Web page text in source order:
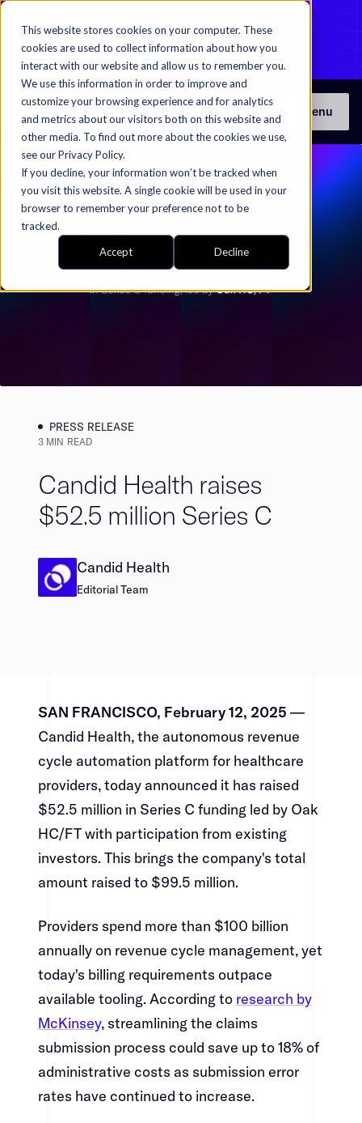
This website stores cookies on your computer. These
cookies are used to collect information about how you
interact with our website and allow us to remember you.
We use this information in order to improve and
customize your browsing experience and for analytics
and metrics about our visitors both on this website and
other media. To find out more about the cookies we use,
see our Privacy Policy.
If you decline, your information won’t be tracked when
you visit this website. A single cookie will be used in your
browser to remember your preference not to be
tracked.
Accept Decline
funding to fuel autonomous RCM​​​​‌ ‍ ​‍​‍‌‍ ‌ ​‍‌‍‍‌‌‍‌ ‌‍‍‌‌‍ ‍​‍​‍​ ‍‍​‍​‍‌ ​ ‌‍​‌‌‍ ‍‌‍‍‌‌ ‌​‌ ‍‌​‍ ‍‌‍‍‌‌‍ ​‍​‍​‍ ​​‍​‍‌‍‍​‌ ​‍‌‍‌‌‌‍‌‍​‍​‍​ ‍‍​‍​‍‌‍‍​‌ ‌​‌ ‌​‌ ​​​ ‍‍​‍ ​‍ ‌‍ ​‌‍ ‌‍​ ‌‍​‌‌‍ ​‌‍‍​‌‍ ‌ ​ ‌ ‌​​ ‍‍​ ​ ​ ​ ​ ​ ​ ​ ​‍ ‌‍‍‌‌‍ ‍‌ ‌​‌‍‌‌‌‍ ‍‌ ‌​​‍ ‌‍‌‌‌‍‌​‌‍‍‌‌ ‌​​‍ ‌‍ ‌‌‍ ‌‍‌​‌‍‌‌​ ‌‌ ​​‌ ​‍‌‍‌‌‌ ​ ‌‍‌‌‌‍ ‍‌ ‌​‌‍​‌‌ ‌​‌‍‍‌‌‍ ‌‍ ‍​ ‍ ‌‍‍‌‌‍‌​​ ‌​ ‍‌‌‍‌​‌‍​‌​ ​‍​ ​ ‌‍‌‌‌‍​‍‌‍‌​​‍ ‌​ ‍‌‌‍‌‌​ ‍​‌‍‌​​‍ ‌​ ‌​​ ​ ​ ‌ ‌‍​ ​‍ ‌​ ‍​​ ‌ ‌‍​ ‌‍‌‍​‍ ‌‌‍‌​​ ‍‌​ ‌‍‌‍‌​‌‍‌‌‌‍‌​​ ‌ ​ ‌‍​ ‍​‌‍​‍​ ‌​​ ‌‌​ ‍ ‌ ‌​‌ ‍‌‌ ​​‌‍‌‌​ ‌‌‍​‌‌‍ ‍‌‍ ‍‌‍ ‌ ‌‌‌‍ ‍‌‍​ ‌‍‌‌‌‍ ‌‌‍‌‌‌‍ ‍‌ ‌​‌​​‍‌‍​‌‌ ​‍​ ‍ ‌ ​​‌‍​‌‌ ‌​‌‍‍​​ ‌‌‍ ‌‌‍‌‌‌ ​ ‌ ​ ‌‍​‌‌‍‌ ‌‍‌‌​ ‌‍​‍‌‍​‌‌ ​ ‌‍‌‌‌‌‌‌‌ ​‍‌‍ ​​ ‌‌‍‍​‌ ‌​‌ ‌​‌ ​​​‍‌‌​ ​ ‌​​‌​‍‌‌​ ​‍‌​‌‍​‍‌‌​ ​‍‌​‌‍‌‍ ​‌‍ ‌‍​ ‌‍​‌‌‍ ​‌‍‍​‌‍ ‌ ​ ‌ ‌​​‍‌‌​ ​ ‌​​‌​ ​ ​ ​ ​ ​ ​ ​ ​‍‌‍‌‍‍‌‌‍‌​​ ‌​ ‍‌‌‍‌​‌‍​‌​ ​‍​ ​ ‌‍‌‌‌‍​‍‌‍‌​​‍ ‌​ ‍‌‌‍‌‌​ ‍​‌‍‌​​‍ ‌​ ‌​​ ​ ​ ‌ ‌‍​ ​‍ ‌​ ‍​​ ‌ ‌‍​ ‌‍‌‍​‍ ‌‌‍‌​​ ‍‌​ ‌‍‌‍‌​‌‍‌‌‌‍‌​​ ‌ ​ ‌‍​ ‍​‌‍​‍​ ‌​​ ‌‌​‍‌‍‌ ‌​‌ ‍‌‌ ​​‌‍‌‌​ ‌‌‍​‌‌‍ ‍‌‍ ‍‌‍ ‌ ‌‌‌‍ ‍‌‍​ ‌‍‌‌‌‍ ‌‌‍‌‌‌‍ ‍‌ ‌​‌​​‍‌‍​‌‌ ​‍​‍‌‍‌ ​​‌‍​‌‌ ‌​‌‍‍​​ ‌‌‍ ‌‌‍‌‌‌ ​ ‌ ​ ‌‍​‌‌‍‌ ‌‍‌‌​‍‌‍‌ ​​‌‍‌‌‌ ​‍‌ ​ ‌ ​​‌‍‌‌‌‍​ ‌ ‌​‌‍‍‌‌ ‌‍‌‍‌‌​ ‌‌ ​​‌ ‌‌‌‍​‍‌‍ ​‌‍‍‌‌ ​ ‌‍‍​‌‍‌‌‌‍‌​​‍​‍‌ ‌
Learn more​​​​‌ ‍ ​‍​‍‌‍ ‌ ​‍‌‍‍‌‌‍‌ ‌‍‍‌‌‍ ‍​‍​‍​ ‍‍​‍​‍‌ ​ ‌‍​‌‌‍ ‍‌‍‍‌‌ ‌​‌ ‍‌​‍ ‍‌‍‍‌‌‍ ​‍​‍​‍ ​​‍​‍‌‍‍​‌ ​‍‌‍‌‌‌‍‌‍​‍​‍​ ‍‍​‍​‍‌‍‍​‌ ‌​‌ ‌​‌ ​​​ ‍‍​‍ ​‍ ‌‍ ​‌‍ ‌‍​ ‌‍​‌‌‍ ​‌‍‍​‌‍ ‌ ​ ‌ ‌​​ ‍‍​ ​ ​ ​ ​ ​ ​ ​ ​‍ ‌‍‍‌‌‍ ‍‌ ‌​‌‍‌‌‌‍ ‍‌ ‌​​‍ ‌‍‌‌‌‍‌​‌‍‍‌‌ ‌​​‍ ‌‍ ‌‌‍ ‌‍‌​‌‍‌‌​ ‌‌ ​​‌ ​‍‌‍‌‌‌ ​ ‌‍‌‌‌‍ ‍‌ ‌​‌‍​‌‌ ‌​‌‍‍‌‌‍ ‌‍ ‍​ ‍ ‌‍‍‌‌‍‌​​ ‌​ ‍‌‌‍‌​‌‍​‌​ ​‍​ ​ ‌‍‌‌‌‍​‍‌‍‌​​‍ ‌​ ‍‌‌‍‌‌​ ‍​‌‍‌​​‍ ‌​ ‌​​ ​ ​ ‌ ‌‍​ ​‍ ‌​ ‍​​ ‌ ‌‍​ ‌‍‌‍​‍ ‌‌‍‌​​ ‍‌​ ‌‍‌‍‌​‌‍‌‌‌‍‌​​ ‌ ​ ‌‍​ ‍​‌‍​‍​ ‌​​ ‌‌​ ‍ ‌ ‌​‌ ‍‌‌ ​​‌‍‌‌​ ‌‌‍​‌‌‍ ‍‌‍ ‍‌‍ ‌ ‌‌‌‍ ‍‌‍​ ‌‍‌‌‌‍ ‌‌‍‌‌‌‍ ‍‌ ‌​‌​​‍‌‍​‌‌ ​‍​ ‍ ‌ ​​‌‍​‌‌ ‌​‌‍‍​​ ‌‌‍​ ‌ ‌​‌‍​‌​‍ ‍‌‍ ​‌‍​‌‌‍​‍‌‍‌‌‌‍ ​​ ‌‍​‍‌‍​‌‌ ​ ‌‍‌‌‌‌‌‌‌ ​‍‌‍ ​​ ‌‌‍‍​‌ ‌​‌ ‌​‌ ​​​‍‌‌​ ​ ‌​​‌​‍‌‌​ ​‍‌​‌‍​‍‌‌​ ​‍‌​‌‍‌‍ ​‌‍ ‌‍​ ‌‍​‌‌‍ ​‌‍‍​‌‍ ‌ ​ ‌ ‌​​‍‌‌​ ​ ‌​​‌​ ​ ​ ​ ​ ​ ​ ​ ​‍‌‍‌‍‍‌‌‍‌​​ ‌​ ‍‌‌‍‌​‌‍​‌​ ​‍​ ​ ‌‍‌‌‌‍​‍‌‍‌​​‍ ‌​ ‍‌‌‍‌‌​ ‍​‌‍‌​​‍ ‌​ ‌​​ ​ ​ ‌ ‌‍​ ​‍ ‌​ ‍​​ ‌ ‌‍​ ‌‍‌‍​‍ ‌‌‍‌​​ ‍‌​ ‌‍‌‍‌​‌‍‌‌‌‍‌​​ ‌ ​ ‌‍​ ‍​‌‍​‍​ ‌​​ ‌‌​‍‌‍‌ ‌​‌ ‍‌‌ ​​‌‍‌‌​ ‌‌‍​‌‌‍ ‍‌‍ ‍‌‍ ‌ ‌‌‌‍ ‍‌‍​ ‌‍‌‌‌‍ ‌‌‍‌‌‌‍ ‍‌ ‌​‌​​‍‌‍​‌‌ ​‍​‍‌‍‌ ​​‌‍​‌‌ ‌​‌‍‍​​ ‌‌‍​ ‌ ‌​‌‍​‌​‍ ‍‌‍ ​‌‍​‌‌‍​‍‌‍‌‌‌‍ ​​‍‌‍‌ ​​‌‍‌‌‌ ​‍‌ ​ ‌ ​​‌‍‌‌‌‍​ ‌ ‌​‌‍‍‌‌ ‌‍‌‍‌‌​ ‌‌ ​​‌ ‌‌‌‍​‍‌‍ ​‌‍‍‌‌ ​ ‌‍‍​‌‍‌‌‌‍‌​​‍​‍‌ ‌
Menu
PRESS RELEASE​​​​‌ ‍ ​‍​‍‌‍ ‌ ​‍‌‍‍‌‌‍‌ ‌‍‍‌‌‍ ‍​‍​‍​ ‍‍​‍​‍‌ ​ ‌‍​‌‌‍ ‍‌‍‍‌‌ ‌​‌ ‍‌​‍ ‍‌‍‍‌‌‍ ​‍​‍​‍ ​​‍​‍‌‍‍​‌ ​‍‌‍‌‌‌‍‌‍​‍​‍​ ‍‍​‍​‍‌‍‍​‌ ‌​‌ ‌​‌ ​​​ ‍‍​‍ ​‍ ‌‍ ​‌‍ ‌‍​ ‌‍​‌‌‍ ​‌‍‍​‌‍ ‌ ​ ‌ ‌​​ ‍‍​ ​ ​ ​ ​ ​ ​ ​ ​‍ ‌‍‍‌‌‍ ‍‌ ‌​‌‍‌‌‌‍ ‍‌ ‌​​‍ ‌‍‌‌‌‍‌​‌‍‍‌‌ ‌​​‍ ‌‍ ‌‌‍ ‌‍‌​‌‍‌‌​ ‌‌ ​​‌ ​‍‌‍‌‌‌ ​ ‌‍‌‌‌‍ ‍‌ ‌​‌‍​‌‌ ‌​‌‍‍‌‌‍ ‌‍ ‍​ ‍ ‌‍‍‌‌‍‌​​ ‌​ ​ ​ ​​‌‍‌‌​ ‌‍​ ​‌​ ‌​‌‍‌‍​ ‍‌​‍ ‌‌‍​‍‌‍‌‌​ ​ ​ ​​​‍ ‌​ ‌​​ ‌ ​ ​‍‌‍​‍​‍ ‌‌‍​‍‌‍​‍​ ‌​‌‍‌‍​‍ ‌​ ​‍‌‍‌‌​ ​ ‌‍‌‍​ ‌‍‌‍‌‌‌‍​‍​ ​​​ ‌‌​ ‌‍‌‍‌‍​ ​‌​ ‍ ‌ ‌​‌ ‍‌‌ ​​‌‍‌‌​ ‌‌‍​ ‌‍​‌‌ ‌​‌‍‌‌‌‍‌ ‌‍ ‌ ​‍‌ ‍‌​ ‍ ‌ ​​‌‍​‌‌ ‌​‌‍‍​​ ‌‌‍ ‍‌‍​‌‌‍ ‌‌‍‌‌​ ‌‍​‍‌‍​‌‌ ​ ‌‍‌‌‌‌‌‌‌ ​‍‌‍ ​​ ‌‌‍‍​‌ ‌​‌ ‌​‌ ​​​‍‌‌​ ​ ‌​​‌​‍‌‌​ ​‍‌​‌‍​‍‌‌​ ​‍‌​‌‍‌‍ ​‌‍ ‌‍​ ‌‍​‌‌‍ ​‌‍‍​‌‍ ‌ ​ ‌ ‌​​‍‌‌​ ​ ‌​​‌​ ​ ​ ​ ​ ​ ​ ​ ​‍‌‍‌‍‍‌‌‍‌​​ ‌​ ​ ​ ​​‌‍‌‌​ ‌‍​ ​‌​ ‌​‌‍‌‍​ ‍‌​‍ ‌‌‍​‍‌‍‌‌​ ​ ​ ​​​‍ ‌​ ‌​​ ‌ ​ ​‍‌‍​‍​‍ ‌‌‍​‍‌‍​‍​ ‌​‌‍‌‍​‍ ‌​ ​‍‌‍‌‌​ ​ ‌‍‌‍​ ‌‍‌‍‌‌‌‍​‍​ ​​​ ‌‌​ ‌‍‌‍‌‍​ ​‌​‍‌‍‌ ‌​‌ ‍‌‌ ​​‌‍‌‌​ ‌‌‍​ ‌‍​‌‌ ‌​‌‍‌‌‌‍‌ ‌‍ ‌ ​‍‌ ‍‌​‍‌‍‌ ​​‌‍​‌‌ ‌​‌‍‍​​ ‌‌‍ ‍‌‍​‌‌‍ ‌‌‍‌‌​‍‌‍‌ ​​‌‍‌‌‌ ​‍‌ ​ ‌ ​​‌‍‌‌‌‍​ ‌ ‌​‌‍‍‌‌ ‌‍‌‍‌‌​ ‌‌ ​​‌ ‌‌‌‍​‍‌‍ ​‌‍‍‌‌ ​ ‌‍‍​‌‍‌‌‌‍‌​​‍​‍‌ ‌
3 MIN READ
Candid Health raises
$52.5 million Series C​​​​‌ ‍ ​‍​‍‌‍ ‌ ​‍‌‍‍‌‌‍‌ ‌‍‍‌‌‍ ‍​‍​‍​ ‍‍​‍​‍‌ ​ ‌‍​‌‌‍ ‍‌‍‍‌‌ ‌​‌ ‍‌​‍ ‍‌‍‍‌‌‍ ​‍​‍​‍ ​​‍​‍‌‍‍​‌ ​‍‌‍‌‌‌‍‌‍​‍​‍​ ‍‍​‍​‍‌‍‍​‌ ‌​‌ ‌​‌ ​​​ ‍‍​‍ ​‍ ‌‍ ​‌‍ ‌‍​ ‌‍​‌‌‍ ​‌‍‍​‌‍ ‌ ​ ‌ ‌​​ ‍‍​ ​ ​ ​ ​ ​ ​ ​ ​‍ ‌‍‍‌‌‍ ‍‌ ‌​‌‍‌‌‌‍ ‍‌ ‌​​‍ ‌‍‌‌‌‍‌​‌‍‍‌‌ ‌​​‍ ‌‍ ‌‌‍ ‌‍‌​‌‍‌‌​ ‌‌ ​​‌ ​‍‌‍‌‌‌ ​ ‌‍‌‌‌‍ ‍‌ ‌​‌‍​‌‌ ‌​‌‍‍‌‌‍ ‌‍ ‍​ ‍ ‌‍‍‌‌‍‌​​ ‌​ ‍​​ ​‍​ ‌ ‌‍‌​​ ​‍​ ‌​​ ‍​​ ‌‍​‍ ‌​ ‌‌‌‍‌‍​ ‌‍​ ‍‌​‍ ‌​ ‌​​ ‌​​ ‍​‌‍​‌​‍ ‌‌‍​‍‌‍​‍​ ‌ ​ ‌‌​‍ ‌‌‍‌‌‌‍​‍​ ​‌​ ‌ ​ ​ ‌‍‌‌​ ‌‌‌‍​ ​ ​‍​ ​ ‌‍‌​‌‍​‍​ ‍ ‌ ‌​‌ ‍‌‌ ​​‌‍‌‌​ ‌‌‍​‍‌‍ ​‌‍ ‌‍‌ ‌‌​​‌‍ ‌ ​ ‌ ‌​​ ‍ ‌ ​​‌‍​‌‌ ‌​‌‍‍​​ ‌‌ ‌​‌‍‍‌‌ ‌​‌‍ ​‌‍‌‌​ ‌‍​‍‌‍​‌‌ ​ ‌‍‌‌‌‌‌‌‌ ​‍‌‍ ​​ ‌‌‍‍​‌ ‌​‌ ‌​‌ ​​​‍‌‌​ ​ ‌​​‌​‍‌‌​ ​‍‌​‌‍​‍‌‌​ ​‍‌​‌‍‌‍ ​‌‍ ‌‍​ ‌‍​‌‌‍ ​‌‍‍​‌‍ ‌ ​ ‌ ‌​​‍‌‌​ ​ ‌​​‌​ ​ ​ ​ ​ ​ ​ ​ ​‍‌‍‌‍‍‌‌‍‌​​ ‌​ ‍​​ ​‍​ ‌ ‌‍‌​​ ​‍​ ‌​​ ‍​​ ‌‍​‍ ‌​ ‌‌‌‍‌‍​ ‌‍​ ‍‌​‍ ‌​ ‌​​ ‌​​ ‍​‌‍​‌​‍ ‌‌‍​‍‌‍​‍​ ‌ ​ ‌‌​‍ ‌‌‍‌‌‌‍​‍​ ​‌​ ‌ ​ ​ ‌‍‌‌​ ‌‌‌‍​ ​ ​‍​ ​ ‌‍‌​‌‍​‍​‍‌‍‌ ‌​‌ ‍‌‌ ​​‌‍‌‌​ ‌‌‍​‍‌‍ ​‌‍ ‌‍‌ ‌‌​​‌‍ ‌ ​ ‌ ‌​​‍‌‍‌ ​​‌‍​‌‌ ‌​‌‍‍​​ ‌‌ ‌​‌‍‍‌‌ ‌​‌‍ ​‌‍‌‌​‍‌‍‌ ​​‌‍‌‌‌ ​‍‌ ​ ‌ ​​‌‍‌‌‌‍​ ‌ ‌​‌‍‍‌‌ ‌‍‌‍‌‌​ ‌‌ ​​‌ ‌‌‌‍​‍‌‍ ​‌‍‍‌‌ ​ ‌‍‍​‌‍‌‌‌‍‌​​‍​‍‌ ‌
Candid Health​​​​‌ ‍ ​‍​‍‌‍ ‌ ​‍‌‍‍‌‌‍‌ ‌‍‍‌‌‍ ‍​‍​‍​ ‍‍​‍​‍‌ ​ ‌‍​‌‌‍ ‍‌‍‍‌‌ ‌​‌ ‍‌​‍ ‍‌‍‍‌‌‍ ​‍​‍​‍ ​​‍​‍‌‍‍​‌ ​‍‌‍‌‌‌‍‌‍​‍​‍​ ‍‍​‍​‍‌‍‍​‌ ‌​‌ ‌​‌ ​​​ ‍‍​‍ ​‍ ‌‍ ​‌‍ ‌‍​ ‌‍​‌‌‍ ​‌‍‍​‌‍ ‌ ​ ‌ ‌​​ ‍‍​ ​ ​ ​ ​ ​ ​ ​ ​‍ ‌‍‍‌‌‍ ‍‌ ‌​‌‍‌‌‌‍ ‍‌ ‌​​‍ ‌‍‌‌‌‍‌​‌‍‍‌‌ ‌​​‍ ‌‍ ‌‌‍ ‌‍‌​‌‍‌‌​ ‌‌ ​​‌ ​‍‌‍‌‌‌ ​ ‌‍‌‌‌‍ ‍‌ ‌​‌‍​‌‌ ‌​‌‍‍‌‌‍ ‌‍ ‍​ ‍ ‌‍‍‌‌‍‌​​ ‌​ ‌‌​ ‍‌​ ‌‍​ ​‌​ ‍‌‌‍​ ​ ‍​‌‍‌​​‍ ‌​ ​​​ ‍​​ ‍‌‌‍‌​​‍ ‌​ ‌​​ ​ ​ ‌‌​ ‌ ​‍ ‌​ ‍‌‌‍‌‌​ ‌‌​ ​ ​‍ ‌​ ‌‌​ ​ ‌‍‌‍​ ​‍​ ‌‍​ ‌​​ ‍​‌‍‌​‌‍​‍‌‍​‍​ ‌​‌‍‌‍​ ‍ ‌ ‌​‌ ‍‌‌ ​​‌‍‌‌​ ‌‌‍​‌‌ ‌‌‌ ‌​‌‍‍​‌‍ ‌ ​‍​ ‍ ‌ ​​‌‍​‌‌ ‌​‌‍‍​​ ‌‌‍ ‍‌‍​‌‌‍ ‌‌‍‌‌​ ‌‍​‍‌‍​‌‌ ​ ‌‍‌‌‌‌‌‌‌ ​‍‌‍ ​​ ‌‌‍‍​‌ ‌​‌ ‌​‌ ​​​‍‌‌​ ​ ‌​​‌​‍‌‌​ ​‍‌​‌‍​‍‌‌​ ​‍‌​‌‍‌‍ ​‌‍ ‌‍​ ‌‍​‌‌‍ ​‌‍‍​‌‍ ‌ ​ ‌ ‌​​‍‌‌​ ​ ‌​​‌​ ​ ​ ​ ​ ​ ​ ​ ​‍‌‍‌‍‍‌‌‍‌​​ ‌​ ‌‌​ ‍‌​ ‌‍​ ​‌​ ‍‌‌‍​ ​ ‍​‌‍‌​​‍ ‌​ ​​​ ‍​​ ‍‌‌‍‌​​‍ ‌​ ‌​​ ​ ​ ‌‌​ ‌ ​‍ ‌​ ‍‌‌‍‌‌​ ‌‌​ ​ ​‍ ‌​ ‌‌​ ​ ‌‍‌‍​ ​‍​ ‌‍​ ‌​​ ‍​‌‍‌​‌‍​‍‌‍​‍​ ‌​‌‍‌‍​‍‌‍‌ ‌​‌ ‍‌‌ ​​‌‍‌‌​ ‌‌‍​‌‌ ‌‌‌ ‌​‌‍‍​‌‍ ‌ ​‍​‍‌‍‌ ​​‌‍​‌‌ ‌​‌‍‍​​ ‌‌‍ ‍‌‍​‌‌‍ ‌‌‍‌‌​‍‌‍‌ ​​‌‍‌‌‌ ​‍‌ ​ ‌ ​​‌‍‌‌‌‍​ ‌ ‌​‌‍‍‌‌ ‌‍‌‍‌‌​ ‌‌ ​​‌ ‌‌‌‍​‍‌‍ ​‌‍‍‌‌ ​ ‌‍‍​‌‍‌‌‌‍‌​​‍​‍‌ ‌
Editorial Team​​​​‌ ‍ ​‍​‍‌‍ ‌ ​‍‌‍‍‌‌‍‌ ‌‍‍‌‌‍ ‍​‍​‍​ ‍‍​‍​‍‌ ​ ‌‍​‌‌‍ ‍‌‍‍‌‌ ‌​‌ ‍‌​‍ ‍‌‍‍‌‌‍ ​‍​‍​‍ ​​‍​‍‌‍‍​‌ ​‍‌‍‌‌‌‍‌‍​‍​‍​ ‍‍​‍​‍‌‍‍​‌ ‌​‌ ‌​‌ ​​​ ‍‍​‍ ​‍ ‌‍ ​‌‍ ‌‍​ ‌‍​‌‌‍ ​‌‍‍​‌‍ ‌ ​ ‌ ‌​​ ‍‍​ ​ ​ ​ ​ ​ ​ ​ ​‍ ‌‍‍‌‌‍ ‍‌ ‌​‌‍‌‌‌‍ ‍‌ ‌​​‍ ‌‍‌‌‌‍‌​‌‍‍‌‌ ‌​​‍ ‌‍ ‌‌‍ ‌‍‌​‌‍‌‌​ ‌‌ ​​‌ ​‍‌‍‌‌‌ ​ ‌‍‌‌‌‍ ‍‌ ‌​‌‍​‌‌ ‌​‌‍‍‌‌‍ ‌‍ ‍​ ‍ ‌‍‍‌‌‍‌​​ ‌​ ‌‌​ ‍‌​ ‌‍​ ​‌​ ‍‌‌‍​ ​ ‍​‌‍‌​​‍ ‌​ ​​​ ‍​​ ‍‌‌‍‌​​‍ ‌​ ‌​​ ​ ​ ‌‌​ ‌ ​‍ ‌​ ‍‌‌‍‌‌​ ‌‌​ ​ ​‍ ‌​ ‌‌​ ​ ‌‍‌‍​ ​‍​ ‌‍​ ‌​​ ‍​‌‍‌​‌‍​‍‌‍​‍​ ‌​‌‍‌‍​ ‍ ‌ ‌​‌ ‍‌‌ ​​‌‍‌‌​ ‌‌‍​‌‌ ‌‌‌ ‌​‌‍‍​‌‍ ‌ ​‍​ ‍ ‌ ​​‌‍​‌‌ ‌​‌‍‍​​ ‌‌ ‌​‌‍‍‌‌ ‌​‌‍ ​‌‍‌‌​ ‌‍​‍‌‍​‌‌ ​ ‌‍‌‌‌‌‌‌‌ ​‍‌‍ ​​ ‌‌‍‍​‌ ‌​‌ ‌​‌ ​​​‍‌‌​ ​ ‌​​‌​‍‌‌​ ​‍‌​‌‍​‍‌‌​ ​‍‌​‌‍‌‍ ​‌‍ ‌‍​ ‌‍​‌‌‍ ​‌‍‍​‌‍ ‌ ​ ‌ ‌​​‍‌‌​ ​ ‌​​‌​ ​ ​ ​ ​ ​ ​ ​ ​‍‌‍‌‍‍‌‌‍‌​​ ‌​ ‌‌​ ‍‌​ ‌‍​ ​‌​ ‍‌‌‍​ ​ ‍​‌‍‌​​‍ ‌​ ​​​ ‍​​ ‍‌‌‍‌​​‍ ‌​ ‌​​ ​ ​ ‌‌​ ‌ ​‍ ‌​ ‍‌‌‍‌‌​ ‌‌​ ​ ​‍ ‌​ ‌‌​ ​ ‌‍‌‍​ ​‍​ ‌‍​ ‌​​ ‍​‌‍‌​‌‍​‍‌‍​‍​ ‌​‌‍‌‍​‍‌‍‌ ‌​‌ ‍‌‌ ​​‌‍‌‌​ ‌‌‍​‌‌ ‌‌‌ ‌​‌‍‍​‌‍ ‌ ​‍​‍‌‍‌ ​​‌‍​‌‌ ‌​‌‍‍​​ ‌‌ ‌​‌‍‍‌‌ ‌​‌‍ ​‌‍‌‌​‍‌‍‌ ​​‌‍‌‌‌ ​‍‌ ​ ‌ ​​‌‍‌‌‌‍​ ‌ ‌​‌‍‍‌‌ ‌‍‌‍‌‌​ ‌‌ ​​‌ ‌‌‌‍​‍‌‍ ​‌‍‍‌‌ ​ ‌‍‍​‌‍‌‌‌‍‌​​‍​‍‌ ‌
SAN FRANCISCO, February 12, 2025 ​​​​‌ ‍ ​‍​‍‌‍ ‌ ​‍‌‍‍‌‌‍‌ ‌‍‍‌‌‍ ‍​‍​‍​ ‍‍​‍​‍‌ ​ ‌‍​‌‌‍ ‍‌‍‍‌‌ ‌​‌ ‍‌​‍ ‍‌‍‍‌‌‍ ​‍​‍​‍ ​​‍​‍‌‍‍​‌ ​‍‌‍‌‌‌‍‌‍​‍​‍​ ‍‍​‍​‍‌‍‍​‌ ‌​‌ ‌​‌ ​​​ ‍‍​‍ ​‍ ‌‍ ​‌‍ ‌‍​ ‌‍​‌‌‍ ​‌‍‍​‌‍ ‌ ​ ‌ ‌​​ ‍‍​ ​ ​ ​ ​ ​ ​ ​ ​‍ ‌‍‍‌‌‍ ‍‌ ‌​‌‍‌‌‌‍ ‍‌ ‌​​‍ ‌‍‌‌‌‍‌​‌‍‍‌‌ ‌​​‍ ‌‍ ‌‌‍ ‌‍‌​‌‍‌‌​ ‌‌ ​​‌ ​‍‌‍‌‌‌ ​ ‌‍‌‌‌‍ ‍‌ ‌​‌‍​‌‌ ‌​‌‍‍‌‌‍ ‌‍ ‍​ ‍ ‌‍‍‌‌‍‌​​ ‌​ ‍​​ ​‍​ ‌ ‌‍‌​​ ​‍​ ‌​​ ‍​​ ‌‍​‍ ‌​ ‌‌‌‍‌‍​ ‌‍​ ‍‌​‍ ‌​ ‌​​ ‌​​ ‍​‌‍​‌​‍ ‌‌‍​‍‌‍​‍​ ‌ ​ ‌‌​‍ ‌‌‍‌‌‌‍​‍​ ​‌​ ‌ ​ ​ ‌‍‌‌​ ‌‌‌‍​ ​ ​‍​ ​ ‌‍‌​‌‍​‍​ ‍ ‌ ‌​‌ ‍‌‌ ​​‌‍‌‌​ ‌‌‍​‍‌‍ ​‌‍ ‌‍‌ ‌‌​​‌‍ ‌ ​ ‌ ‌​​ ‍ ‌ ​​‌‍​‌‌ ‌​‌‍‍​​ ‌‌‍​ ‌‍ ‌‍ ‍‌ ‌​‌‍‌‌‌‍ ‍‌ ‌​​‍‌‌​ ‌‌‌​​‍‌‌ ‌‍‍ ‌‍‌‌‌ ‍‌​‍‌‌​ ​ ‌​‌​​‍‌‌​ ​ ‌​‌​​‍‌‌​ ​‍​ ​‍‌‍​‍​ ​​‌‍​‌​ ‌​‌‍‌‍​ ​​​ ‌ ‌‍‌‍‌‍​ ​ ​‍​ ​​​ ‌‍​‍‌‌​ ​‍​ ​‍​‍‌‌​ ‌‌‌​‌​​‍ ‍‌‍​ ‌‍‍​‌‍‍‌‌‍ ​‌‍‌​‌ ​‍‌‍‌‌‌‍ ‍​‍‌‌​ ‌‌‌​​‍‌‌ ‌‍‍ ‌‍‌‌‌ ‍‌​‍‌‌​ ​ ‌​‌​​‍‌‌​ ​ ‌​‌​​‍‌‌​ ​‍​ ​‍​ ​ ​ ‌‍​ ​ ​ ‍​​ ‌ ​ ‌‍​ ‌​​ ​‍​ ​​​ ‌‌​ ‌‌‌‍‌‍​‍‌‌​ ​‍​ ​‍​‍‌‌​ ‌‌‌​‌​​‍ ‍‌ ‌​‌‍‌‌‌ ‍​‌ ‌​​ ‌‍​‍‌‍​‌‌ ​ ‌‍‌‌‌‌‌‌‌ ​‍‌‍ ​​ ‌‌‍‍​‌ ‌​‌ ‌​‌ ​​​‍‌‌​ ​ ‌​​‌​‍‌‌​ ​‍‌​‌‍​‍‌‌​ ​‍‌​‌‍‌‍ ​‌‍ ‌‍​ ‌‍​‌‌‍ ​‌‍‍​‌‍ ‌ ​ ‌ ‌​​‍‌‌​ ​ ‌​​‌​ ​ ​ ​ ​ ​ ​ ​ ​‍‌‍‌‍‍‌‌‍‌​​ ‌​ ‍​​ ​‍​ ‌ ‌‍‌​​ ​‍​ ‌​​ ‍​​ ‌‍​‍ ‌​ ‌‌‌‍‌‍​ ‌‍​ ‍‌​‍ ‌​ ‌​​ ‌​​ ‍​‌‍​‌​‍ ‌‌‍​‍‌‍​‍​ ‌ ​ ‌‌​‍ ‌‌‍‌‌‌‍​‍​ ​‌​ ‌ ​ ​ ‌‍‌‌​ ‌‌‌‍​ ​ ​‍​ ​ ‌‍‌​‌‍​‍​‍‌‍‌ ‌​‌ ‍‌‌ ​​‌‍‌‌​ ‌‌‍​‍‌‍ ​‌‍ ‌‍‌ ‌‌​​‌‍ ‌ ​ ‌ ‌​​‍‌‍‌ ​​‌‍​‌‌ ‌​‌‍‍​​ ‌‌‍​ ‌‍ ‌‍ ‍‌ ‌​‌‍‌‌‌‍ ‍‌ ‌​​‍‌‌​ ‌‌‌​​‍‌‌ ‌‍‍ ‌‍‌‌‌ ‍‌​‍‌‌​ ​ ‌​‌​​‍‌‌​ ​ ‌​‌​​‍‌‌​ ​‍​ ​‍‌‍​‍​ ​​‌‍​‌​ ‌​‌‍‌‍​ ​​​ ‌ ‌‍‌‍‌‍​ ​ ​‍​ ​​​ ‌‍​‍‌‌​ ​‍​ ​‍​‍‌‌​ ‌‌‌​‌​​‍ ‍‌‍​ ‌‍‍​‌‍‍‌‌‍ ​‌‍‌​‌ ​‍‌‍‌‌‌‍ ‍​‍‌‌​ ‌‌‌​​‍‌‌ ‌‍‍ ‌‍‌‌‌ ‍‌​‍‌‌​ ​ ‌​‌​​‍‌‌​ ​ ‌​‌​​‍‌‌​ ​‍​ ​‍​ ​ ​ ‌‍​ ​ ​ ‍​​ ‌ ​ ‌‍​ ‌​​ ​‍​ ​​​ ‌‌​ ‌‌‌‍‌‍​‍‌‌​ ​‍​ ​‍​‍‌‌​ ‌‌‌​‌​​‍ ‍‌ ‌​‌‍‌‌‌ ‍​‌ ‌​​‍‌‍‌ ​​‌‍‌‌‌ ​‍‌ ​ ‌ ​​‌‍‌‌‌‍​ ‌ ‌​‌‍‍‌‌ ‌‍‌‍‌‌​ ‌‌ ​​‌ ‌‌‌‍​‍‌‍ ​‌‍‍‌‌ ​ ‌‍‍​‌‍‌‌‌‍‌​​‍​‍‌ ‌ —
Candid Health, the autonomous revenue
cycle automation platform for healthcare
providers, today announced it has raised
$52.5 million in Series C funding led by Oak
HC/FT with participation from existing
investors. This brings the company's total
amount raised to $99.5 million.​​​​‌ ‍ ​‍​‍‌‍ ‌ ​‍‌‍‍‌‌‍‌ ‌‍‍‌‌‍ ‍​‍​‍​ ‍‍​‍​‍‌ ​ ‌‍​‌‌‍ ‍‌‍‍‌‌ ‌​‌ ‍‌​‍ ‍‌‍‍‌‌‍ ​‍​‍​‍ ​​‍​‍‌‍‍​‌ ​‍‌‍‌‌‌‍‌‍​‍​‍​ ‍‍​‍​‍‌‍‍​‌ ‌​‌ ‌​‌ ​​​ ‍‍​‍ ​‍ ‌‍ ​‌‍ ‌‍​ ‌‍​‌‌‍ ​‌‍‍​‌‍ ‌ ​ ‌ ‌​​ ‍‍​ ​ ​ ​ ​ ​ ​ ​ ​‍ ‌‍‍‌‌‍ ‍‌ ‌​‌‍‌‌‌‍ ‍‌ ‌​​‍ ‌‍‌‌‌‍‌​‌‍‍‌‌ ‌​​‍ ‌‍ ‌‌‍ ‌‍‌​‌‍‌‌​ ‌‌ ​​‌ ​‍‌‍‌‌‌ ​ ‌‍‌‌‌‍ ‍‌ ‌​‌‍​‌‌ ‌​‌‍‍‌‌‍ ‌‍ ‍​ ‍ ‌‍‍‌‌‍‌​​ ‌​ ‍​​ ​‍​ ‌ ‌‍‌​​ ​‍​ ‌​​ ‍​​ ‌‍​‍ ‌​ ‌‌‌‍‌‍​ ‌‍​ ‍‌​‍ ‌​ ‌​​ ‌​​ ‍​‌‍​‌​‍ ‌‌‍​‍‌‍​‍​ ‌ ​ ‌‌​‍ ‌‌‍‌‌‌‍​‍​ ​‌​ ‌ ​ ​ ‌‍‌‌​ ‌‌‌‍​ ​ ​‍​ ​ ‌‍‌​‌‍​‍​ ‍ ‌ ‌​‌ ‍‌‌ ​​‌‍‌‌​ ‌‌‍​‍‌‍ ​‌‍ ‌‍‌ ‌‌​​‌‍ ‌ ​ ‌ ‌​​ ‍ ‌ ​​‌‍​‌‌ ‌​‌‍‍​​ ‌‌‍​ ‌‍ ‌‍ ‍‌ ‌​‌‍‌‌‌‍ ‍‌ ‌​​‍‌‌​ ‌‌‌​​‍‌‌ ‌‍‍ ‌‍‌‌‌ ‍‌​‍‌‌​ ​ ‌​‌​​‍‌‌​ ​ ‌​‌​​‍‌‌​ ​‍​ ​‍‌‍​‍​ ​​‌‍​‌​ ‌​‌‍‌‍​ ​​​ ‌ ‌‍‌‍‌‍​ ​ ​‍​ ​​​ ‌‍​‍‌‌​ ​‍​ ​‍​‍‌‌​ ‌‌‌​‌​​‍ ‍‌‍​ ‌‍‍​‌‍‍‌‌‍ ​‌‍‌​‌ ​‍‌‍‌‌‌‍ ‍​‍‌‌​ ‌‌‌​​‍‌‌ ‌‍‍ ‌‍‌‌‌ ‍‌​‍‌‌​ ​ ‌​‌​​‍‌‌​ ​ ‌​‌​​‍‌‌​ ​‍​ ​‍‌‍‌‌​ ‍‌‌‍​‍​ ​​​ ‌‍‌‍​ ‌‍​‍​ ‌‌​ ‌‌​ ​‍‌‍‌‍‌‍​ ​‍‌‌​ ​‍​ ​‍​‍‌‌​ ‌‌‌​‌​​‍ ‍‌ ‌​‌‍‌‌‌ ‍​‌ ‌​​ ‌‍​‍‌‍​‌‌ ​ ‌‍‌‌‌‌‌‌‌ ​‍‌‍ ​​ ‌‌‍‍​‌ ‌​‌ ‌​‌ ​​​‍‌‌​ ​ ‌​​‌​‍‌‌​ ​‍‌​‌‍​‍‌‌​ ​‍‌​‌‍‌‍ ​‌‍ ‌‍​ ‌‍​‌‌‍ ​‌‍‍​‌‍ ‌ ​ ‌ ‌​​‍‌‌​ ​ ‌​​‌​ ​ ​ ​ ​ ​ ​ ​ ​‍‌‍‌‍‍‌‌‍‌​​ ‌​ ‍​​ ​‍​ ‌ ‌‍‌​​ ​‍​ ‌​​ ‍​​ ‌‍​‍ ‌​ ‌‌‌‍‌‍​ ‌‍​ ‍‌​‍ ‌​ ‌​​ ‌​​ ‍​‌‍​‌​‍ ‌‌‍​‍‌‍​‍​ ‌ ​ ‌‌​‍ ‌‌‍‌‌‌‍​‍​ ​‌​ ‌ ​ ​ ‌‍‌‌​ ‌‌‌‍​ ​ ​‍​ ​ ‌‍‌​‌‍​‍​‍‌‍‌ ‌​‌ ‍‌‌ ​​‌‍‌‌​ ‌‌‍​‍‌‍ ​‌‍ ‌‍‌ ‌‌​​‌‍ ‌ ​ ‌ ‌​​‍‌‍‌ ​​‌‍​‌‌ ‌​‌‍‍​​ ‌‌‍​ ‌‍ ‌‍ ‍‌ ‌​‌‍‌‌‌‍ ‍‌ ‌​​‍‌‌​ ‌‌‌​​‍‌‌ ‌‍‍ ‌‍‌‌‌ ‍‌​‍‌‌​ ​ ‌​‌​​‍‌‌​ ​ ‌​‌​​‍‌‌​ ​‍​ ​‍‌‍​‍​ ​​‌‍​‌​ ‌​‌‍‌‍​ ​​​ ‌ ‌‍‌‍‌‍​ ​ ​‍​ ​​​ ‌‍​‍‌‌​ ​‍​ ​‍​‍‌‌​ ‌‌‌​‌​​‍ ‍‌‍​ ‌‍‍​‌‍‍‌‌‍ ​‌‍‌​‌ ​‍‌‍‌‌‌‍ ‍​‍‌‌​ ‌‌‌​​‍‌‌ ‌‍‍ ‌‍‌‌‌ ‍‌​‍‌‌​ ​ ‌​‌​​‍‌‌​ ​ ‌​‌​​‍‌‌​ ​‍​ ​‍‌‍‌‌​ ‍‌‌‍​‍​ ​​​ ‌‍‌‍​ ‌‍​‍​ ‌‌​ ‌‌​ ​‍‌‍‌‍‌‍​ ​‍‌‌​ ​‍​ ​‍​‍‌‌​ ‌‌‌​‌​​‍ ‍‌ ‌​‌‍‌‌‌ ‍​‌ ‌​​‍‌‍‌ ​​‌‍‌‌‌ ​‍‌ ​ ‌ ​​‌‍‌‌‌‍​ ‌ ‌​‌‍‍‌‌ ‌‍‌‍‌‌​ ‌‌ ​​‌ ‌‌‌‍​‍‌‍ ​‌‍‍‌‌ ​ ‌‍‍​‌‍‌‌‌‍‌​​‍​‍‌ ‌
Providers spend more than $100 billion
annually on revenue cycle management, yet
today's billing requirements outpace
available tooling. According to ​​​​‌ ‍ ​‍​‍‌‍ ‌ ​‍‌‍‍‌‌‍‌ ‌‍‍‌‌‍ ‍​‍​‍​ ‍‍​‍​‍‌ ​ ‌‍​‌‌‍ ‍‌‍‍‌‌ ‌​‌ ‍‌​‍ ‍‌‍‍‌‌‍ ​‍​‍​‍ ​​‍​‍‌‍‍​‌ ​‍‌‍‌‌‌‍‌‍​‍​‍​ ‍‍​‍​‍‌‍‍​‌ ‌​‌ ‌​‌ ​​​ ‍‍​‍ ​‍ ‌‍ ​‌‍ ‌‍​ ‌‍​‌‌‍ ​‌‍‍​‌‍ ‌ ​ ‌ ‌​​ ‍‍​ ​ ​ ​ ​ ​ ​ ​ ​‍ ‌‍‍‌‌‍ ‍‌ ‌​‌‍‌‌‌‍ ‍‌ ‌​​‍ ‌‍‌‌‌‍‌​‌‍‍‌‌ ‌​​‍ ‌‍ ‌‌‍ ‌‍‌​‌‍‌‌​ ‌‌ ​​‌ ​‍‌‍‌‌‌ ​ ‌‍‌‌‌‍ ‍‌ ‌​‌‍​‌‌ ‌​‌‍‍‌‌‍ ‌‍ ‍​ ‍ ‌‍‍‌‌‍‌​​ ‌​ ‍​​ ​‍​ ‌ ‌‍‌​​ ​‍​ ‌​​ ‍​​ ‌‍​‍ ‌​ ‌‌‌‍‌‍​ ‌‍​ ‍‌​‍ ‌​ ‌​​ ‌​​ ‍​‌‍​‌​‍ ‌‌‍​‍‌‍​‍​ ‌ ​ ‌‌​‍ ‌‌‍‌‌‌‍​‍​ ​‌​ ‌ ​ ​ ‌‍‌‌​ ‌‌‌‍​ ​ ​‍​ ​ ‌‍‌​‌‍​‍​ ‍ ‌ ‌​‌ ‍‌‌ ​​‌‍‌‌​ ‌‌‍​‍‌‍ ​‌‍ ‌‍‌ ‌‌​​‌‍ ‌ ​ ‌ ‌​​ ‍ ‌ ​​‌‍​‌‌ ‌​‌‍‍​​ ‌‌‍​ ‌‍ ‌‍ ‍‌ ‌​‌‍‌‌‌‍ ‍‌ ‌​​‍‌‌​ ‌‌‌​​‍‌‌ ‌‍‍ ‌‍‌‌‌ ‍‌​‍‌‌​ ​ ‌​‌​​‍‌‌​ ​ ‌​‌​​‍‌‌​ ​‍​ ​‍​ ‌​​ ‌​​ ‌‍​ ‌‍‌‍‌‍​ ​ ‌‍‌​​ ​​​ ​‍‌‍​‍​ ‍‌‌‍‌​​‍‌‌​ ​‍​ ​‍​‍‌‌​ ‌‌‌​‌​​‍ ‍‌‍​ ‌‍‍​‌‍‍‌‌‍ ​‌‍‌​‌ ​‍‌‍‌‌‌‍ ‍​‍‌‌​ ‌‌‌​​‍‌‌ ‌‍‍ ‌‍‌‌‌ ‍‌​‍‌‌​ ​ ‌​‌​​‍‌‌​ ​ ‌​‌​​‍‌‌​ ​‍​ ​‍​ ​ ​ ‍​‌‍​‍​ ‍‌​ ​ ​ ‌‍​ ‌‍​ ‍‌‌‍​‌​ ‌ ‌‍​‍​ ‌‌​‍‌‌​ ​‍​ ​‍​‍‌‌​ ‌‌‌​‌​​‍ ‍‌ ‌​‌‍‌‌‌ ‍​‌ ‌​​ ‌‍​‍‌‍​‌‌ ​ ‌‍‌‌‌‌‌‌‌ ​‍‌‍ ​​ ‌‌‍‍​‌ ‌​‌ ‌​‌ ​​​‍‌‌​ ​ ‌​​‌​‍‌‌​ ​‍‌​‌‍​‍‌‌​ ​‍‌​‌‍‌‍ ​‌‍ ‌‍​ ‌‍​‌‌‍ ​‌‍‍​‌‍ ‌ ​ ‌ ‌​​‍‌‌​ ​ ‌​​‌​ ​ ​ ​ ​ ​ ​ ​ ​‍‌‍‌‍‍‌‌‍‌​​ ‌​ ‍​​ ​‍​ ‌ ‌‍‌​​ ​‍​ ‌​​ ‍​​ ‌‍​‍ ‌​ ‌‌‌‍‌‍​ ‌‍​ ‍‌​‍ ‌​ ‌​​ ‌​​ ‍​‌‍​‌​‍ ‌‌‍​‍‌‍​‍​ ‌ ​ ‌‌​‍ ‌‌‍‌‌‌‍​‍​ ​‌​ ‌ ​ ​ ‌‍‌‌​ ‌‌‌‍​ ​ ​‍​ ​ ‌‍‌​‌‍​‍​‍‌‍‌ ‌​‌ ‍‌‌ ​​‌‍‌‌​ ‌‌‍​‍‌‍ ​‌‍ ‌‍‌ ‌‌​​‌‍ ‌ ​ ‌ ‌​​‍‌‍‌ ​​‌‍​‌‌ ‌​‌‍‍​​ ‌‌‍​ ‌‍ ‌‍ ‍‌ ‌​‌‍‌‌‌‍ ‍‌ ‌​​‍‌‌​ ‌‌‌​​‍‌‌ ‌‍‍ ‌‍‌‌‌ ‍‌​‍‌‌​ ​ ‌​‌​​‍‌‌​ ​ ‌​‌​​‍‌‌​ ​‍​ ​‍​ ‌​​ ‌​​ ‌‍​ ‌‍‌‍‌‍​ ​ ‌‍‌​​ ​​​ ​‍‌‍​‍​ ‍‌‌‍‌​​‍‌‌​ ​‍​ ​‍​‍‌‌​ ‌‌‌​‌​​‍ ‍‌‍​ ‌‍‍​‌‍‍‌‌‍ ​‌‍‌​‌ ​‍‌‍‌‌‌‍ ‍​‍‌‌​ ‌‌‌​​‍‌‌ ‌‍‍ ‌‍‌‌‌ ‍‌​‍‌‌​ ​ ‌​‌​​‍‌‌​ ​ ‌​‌​​‍‌‌​ ​‍​ ​‍​ ​ ​ ‍​‌‍​‍​ ‍‌​ ​ ​ ‌‍​ ‌‍​ ‍‌‌‍​‌​ ‌ ‌‍​‍​ ‌‌​‍‌‌​ ​‍​ ​‍​‍‌‌​ ‌‌‌​‌​​‍ ‍‌ ‌​‌‍‌‌‌ ‍​‌ ‌​​‍‌‍‌ ​​‌‍‌‌‌ ​‍‌ ​ ‌ ​​‌‍‌‌‌‍​ ‌ ‌​‌‍‍‌‌ ‌‍‌‍‌‌​ ‌‌ ​​‌ ‌‌‌‍​‍‌‍ ​‌‍‍‌‌ ​ ‌‍‍​‌‍‌‌‌‍‌​​‍​‍‌ ‌ research by
McKinsey​​​​‌ ‍ ​‍​‍‌‍ ‌ ​‍‌‍‍‌‌‍‌ ‌‍‍‌‌‍ ‍​‍​‍​ ‍‍​‍​‍‌ ​ ‌‍​‌‌‍ ‍‌‍‍‌‌ ‌​‌ ‍‌​‍ ‍‌‍‍‌‌‍ ​‍​‍​‍ ​​‍​‍‌‍‍​‌ ​‍‌‍‌‌‌‍‌‍​‍​‍​ ‍‍​‍​‍‌‍‍​‌ ‌​‌ ‌​‌ ​​​ ‍‍​‍ ​‍ ‌‍ ​‌‍ ‌‍​ ‌‍​‌‌‍ ​‌‍‍​‌‍ ‌ ​ ‌ ‌​​ ‍‍​ ​ ​ ​ ​ ​ ​ ​ ​‍ ‌‍‍‌‌‍ ‍‌ ‌​‌‍‌‌‌‍ ‍‌ ‌​​‍ ‌‍‌‌‌‍‌​‌‍‍‌‌ ‌​​‍ ‌‍ ‌‌‍ ‌‍‌​‌‍‌‌​ ‌‌ ​​‌ ​‍‌‍‌‌‌ ​ ‌‍‌‌‌‍ ‍‌ ‌​‌‍​‌‌ ‌​‌‍‍‌‌‍ ‌‍ ‍​ ‍ ‌‍‍‌‌‍‌​​ ‌​ ‍​​ ​‍​ ‌ ‌‍‌​​ ​‍​ ‌​​ ‍​​ ‌‍​‍ ‌​ ‌‌‌‍‌‍​ ‌‍​ ‍‌​‍ ‌​ ‌​​ ‌​​ ‍​‌‍​‌​‍ ‌‌‍​‍‌‍​‍​ ‌ ​ ‌‌​‍ ‌‌‍‌‌‌‍​‍​ ​‌​ ‌ ​ ​ ‌‍‌‌​ ‌‌‌‍​ ​ ​‍​ ​ ‌‍‌​‌‍​‍​ ‍ ‌ ‌​‌ ‍‌‌ ​​‌‍‌‌​ ‌‌‍​‍‌‍ ​‌‍ ‌‍‌ ‌‌​​‌‍ ‌ ​ ‌ ‌​​ ‍ ‌ ​​‌‍​‌‌ ‌​‌‍‍​​ ‌‌‍​ ‌‍ ‌‍ ‍‌ ‌​‌‍‌‌‌‍ ‍‌ ‌​​‍‌‌​ ‌‌‌​​‍‌‌ ‌‍‍ ‌‍‌‌‌ ‍‌​‍‌‌​ ​ ‌​‌​​‍‌‌​ ​ ‌​‌​​‍‌‌​ ​‍​ ​‍​ ‌​​ ‌​​ ‌‍​ ‌‍‌‍‌‍​ ​ ‌‍‌​​ ​​​ ​‍‌‍​‍​ ‍‌‌‍‌​​‍‌‌​ ​‍​ ​‍​‍‌‌​ ‌‌‌​‌​​‍ ‍‌‍​ ‌‍‍​‌‍‍‌‌‍ ​‌‍‌​‌ ​‍‌‍‌‌‌‍ ‍​‍‌‌​ ‌‌‌​​‍‌‌ ‌‍‍ ‌‍‌‌‌ ‍‌​‍‌‌​ ​ ‌​‌​​‍‌‌​ ​ ‌​‌​​‍‌‌​ ​‍​ ​‍‌‍​ ‌‍‌​​ ‍​‌‍‌‌​ ​‍‌‍​‍​ ​​​ ‌‌​ ​‍​ ​​​ ‌‌​ ‌ ​‍‌‌​ ​‍​ ​‍​‍‌‌​ ‌‌‌​‌​​‍ ‍‌ ‌​‌‍‌‌‌ ‍​‌ ‌​​ ‌‍​‍‌‍​‌‌ ​ ‌‍‌‌‌‌‌‌‌ ​‍‌‍ ​​ ‌‌‍‍​‌ ‌​‌ ‌​‌ ​​​‍‌‌​ ​ ‌​​‌​‍‌‌​ ​‍‌​‌‍​‍‌‌​ ​‍‌​‌‍‌‍ ​‌‍ ‌‍​ ‌‍​‌‌‍ ​‌‍‍​‌‍ ‌ ​ ‌ ‌​​‍‌‌​ ​ ‌​​‌​ ​ ​ ​ ​ ​ ​ ​ ​‍‌‍‌‍‍‌‌‍‌​​ ‌​ ‍​​ ​‍​ ‌ ‌‍‌​​ ​‍​ ‌​​ ‍​​ ‌‍​‍ ‌​ ‌‌‌‍‌‍​ ‌‍​ ‍‌​‍ ‌​ ‌​​ ‌​​ ‍​‌‍​‌​‍ ‌‌‍​‍‌‍​‍​ ‌ ​ ‌‌​‍ ‌‌‍‌‌‌‍​‍​ ​‌​ ‌ ​ ​ ‌‍‌‌​ ‌‌‌‍​ ​ ​‍​ ​ ‌‍‌​‌‍​‍​‍‌‍‌ ‌​‌ ‍‌‌ ​​‌‍‌‌​ ‌‌‍​‍‌‍ ​‌‍ ‌‍‌ ‌‌​​‌‍ ‌ ​ ‌ ‌​​‍‌‍‌ ​​‌‍​‌‌ ‌​‌‍‍​​ ‌‌‍​ ‌‍ ‌‍ ‍‌ ‌​‌‍‌‌‌‍ ‍‌ ‌​​‍‌‌​ ‌‌‌​​‍‌‌ ‌‍‍ ‌‍‌‌‌ ‍‌​‍‌‌​ ​ ‌​‌​​‍‌‌​ ​ ‌​‌​​‍‌‌​ ​‍​ ​‍​ ‌​​ ‌​​ ‌‍​ ‌‍‌‍‌‍​ ​ ‌‍‌​​ ​​​ ​‍‌‍​‍​ ‍‌‌‍‌​​‍‌‌​ ​‍​ ​‍​‍‌‌​ ‌‌‌​‌​​‍ ‍‌‍​ ‌‍‍​‌‍‍‌‌‍ ​‌‍‌​‌ ​‍‌‍‌‌‌‍ ‍​‍‌‌​ ‌‌‌​​‍‌‌ ‌‍‍ ‌‍‌‌‌ ‍‌​‍‌‌​ ​ ‌​‌​​‍‌‌​ ​ ‌​‌​​‍‌‌​ ​‍​ ​‍‌‍​ ‌‍‌​​ ‍​‌‍‌‌​ ​‍‌‍​‍​ ​​​ ‌‌​ ​‍​ ​​​ ‌‌​ ‌ ​‍‌‌​ ​‍​ ​‍​‍‌‌​ ‌‌‌​‌​​‍ ‍‌ ‌​‌‍‌‌‌ ‍​‌ ‌​​‍‌‍‌ ​​‌‍‌‌‌ ​‍‌ ​ ‌ ​​‌‍‌‌‌‍​ ‌ ‌​‌‍‍‌‌ ‌‍‌‍‌‌​ ‌‌ ​​‌ ‌‌‌‍​‍‌‍ ​‌‍‍‌‌ ​ ‌‍‍​‌‍‌‌‌‍‌​​‍​‍‌ ‌, streamlining the claims
submission process could save up to 18% of
administrative costs as submission error
rates have continued to increase.​​​​‌ ‍ ​‍​‍‌‍ ‌ ​‍‌‍‍‌‌‍‌ ‌‍‍‌‌‍ ‍​‍​‍​ ‍‍​‍​‍‌ ​ ‌‍​‌‌‍ ‍‌‍‍‌‌ ‌​‌ ‍‌​‍ ‍‌‍‍‌‌‍ ​‍​‍​‍ ​​‍​‍‌‍‍​‌ ​‍‌‍‌‌‌‍‌‍​‍​‍​ ‍‍​‍​‍‌‍‍​‌ ‌​‌ ‌​‌ ​​​ ‍‍​‍ ​‍ ‌‍ ​‌‍ ‌‍​ ‌‍​‌‌‍ ​‌‍‍​‌‍ ‌ ​ ‌ ‌​​ ‍‍​ ​ ​ ​ ​ ​ ​ ​ ​‍ ‌‍‍‌‌‍ ‍‌ ‌​‌‍‌‌‌‍ ‍‌ ‌​​‍ ‌‍‌‌‌‍‌​‌‍‍‌‌ ‌​​‍ ‌‍ ‌‌‍ ‌‍‌​‌‍‌‌​ ‌‌ ​​‌ ​‍‌‍‌‌‌ ​ ‌‍‌‌‌‍ ‍‌ ‌​‌‍​‌‌ ‌​‌‍‍‌‌‍ ‌‍ ‍​ ‍ ‌‍‍‌‌‍‌​​ ‌​ ‍​​ ​‍​ ‌ ‌‍‌​​ ​‍​ ‌​​ ‍​​ ‌‍​‍ ‌​ ‌‌‌‍‌‍​ ‌‍​ ‍‌​‍ ‌​ ‌​​ ‌​​ ‍​‌‍​‌​‍ ‌‌‍​‍‌‍​‍​ ‌ ​ ‌‌​‍ ‌‌‍‌‌‌‍​‍​ ​‌​ ‌ ​ ​ ‌‍‌‌​ ‌‌‌‍​ ​ ​‍​ ​ ‌‍‌​‌‍​‍​ ‍ ‌ ‌​‌ ‍‌‌ ​​‌‍‌‌​ ‌‌‍​‍‌‍ ​‌‍ ‌‍‌ ‌‌​​‌‍ ‌ ​ ‌ ‌​​ ‍ ‌ ​​‌‍​‌‌ ‌​‌‍‍​​ ‌‌‍​ ‌‍ ‌‍ ‍‌ ‌​‌‍‌‌‌‍ ‍‌ ‌​​‍‌‌​ ‌‌‌​​‍‌‌ ‌‍‍ ‌‍‌‌‌ ‍‌​‍‌‌​ ​ ‌​‌​​‍‌‌​ ​ ‌​‌​​‍‌‌​ ​‍​ ​‍​ ‌​​ ‌​​ ‌‍​ ‌‍‌‍‌‍​ ​ ‌‍‌​​ ​​​ ​‍‌‍​‍​ ‍‌‌‍‌​​‍‌‌​ ​‍​ ​‍​‍‌‌​ ‌‌‌​‌​​‍ ‍‌‍​ ‌‍‍​‌‍‍‌‌‍ ​‌‍‌​‌ ​‍‌‍‌‌‌‍ ‍​‍‌‌​ ‌‌‌​​‍‌‌ ‌‍‍ ‌‍‌‌‌ ‍‌​‍‌‌​ ​ ‌​‌​​‍‌‌​ ​ ‌​‌​​‍‌‌​ ​‍​ ​‍‌‍​‍‌‍‌‍​ ‌‌​ ​ ​ ​‌​ ‍​‌‍​‍​ ‍​‌‍​‌‌‍‌​​ ​​‌‍​‍​‍‌‌​ ​‍​ ​‍​‍‌‌​ ‌‌‌​‌​​‍ ‍‌ ‌​‌‍‌‌‌ ‍​‌ ‌​​ ‌‍​‍‌‍​‌‌ ​ ‌‍‌‌‌‌‌‌‌ ​‍‌‍ ​​ ‌‌‍‍​‌ ‌​‌ ‌​‌ ​​​‍‌‌​ ​ ‌​​‌​‍‌‌​ ​‍‌​‌‍​‍‌‌​ ​‍‌​‌‍‌‍ ​‌‍ ‌‍​ ‌‍​‌‌‍ ​‌‍‍​‌‍ ‌ ​ ‌ ‌​​‍‌‌​ ​ ‌​​‌​ ​ ​ ​ ​ ​ ​ ​ ​‍‌‍‌‍‍‌‌‍‌​​ ‌​ ‍​​ ​‍​ ‌ ‌‍‌​​ ​‍​ ‌​​ ‍​​ ‌‍​‍ ‌​ ‌‌‌‍‌‍​ ‌‍​ ‍‌​‍ ‌​ ‌​​ ‌​​ ‍​‌‍​‌​‍ ‌‌‍​‍‌‍​‍​ ‌ ​ ‌‌​‍ ‌‌‍‌‌‌‍​‍​ ​‌​ ‌ ​ ​ ‌‍‌‌​ ‌‌‌‍​ ​ ​‍​ ​ ‌‍‌​‌‍​‍​‍‌‍‌ ‌​‌ ‍‌‌ ​​‌‍‌‌​ ‌‌‍​‍‌‍ ​‌‍ ‌‍‌ ‌‌​​‌‍ ‌ ​ ‌ ‌​​‍‌‍‌ ​​‌‍​‌‌ ‌​‌‍‍​​ ‌‌‍​ ‌‍ ‌‍ ‍‌ ‌​‌‍‌‌‌‍ ‍‌ ‌​​‍‌‌​ ‌‌‌​​‍‌‌ ‌‍‍ ‌‍‌‌‌ ‍‌​‍‌‌​ ​ ‌​‌​​‍‌‌​ ​ ‌​‌​​‍‌‌​ ​‍​ ​‍​ ‌​​ ‌​​ ‌‍​ ‌‍‌‍‌‍​ ​ ‌‍‌​​ ​​​ ​‍‌‍​‍​ ‍‌‌‍‌​​‍‌‌​ ​‍​ ​‍​‍‌‌​ ‌‌‌​‌​​‍ ‍‌‍​ ‌‍‍​‌‍‍‌‌‍ ​‌‍‌​‌ ​‍‌‍‌‌‌‍ ‍​‍‌‌​ ‌‌‌​​‍‌‌ ‌‍‍ ‌‍‌‌‌ ‍‌​‍‌‌​ ​ ‌​‌​​‍‌‌​ ​ ‌​‌​​‍‌‌​ ​‍​ ​‍‌‍​‍‌‍‌‍​ ‌‌​ ​ ​ ​‌​ ‍​‌‍​‍​ ‍​‌‍​‌‌‍‌​​ ​​‌‍​‍​‍‌‌​ ​‍​ ​‍​‍‌‌​ ‌‌‌​‌​​‍ ‍‌ ‌​‌‍‌‌‌ ‍​‌ ‌​​‍‌‍‌ ​​‌‍‌‌‌ ​‍‌ ​ ‌ ​​‌‍‌‌‌‍​ ‌ ‌​‌‍‍‌‌ ‌‍‌‍‌‌​ ‌‌ ​​‌ ‌‌‌‍​‍‌‍ ​‌‍‍‌‌ ​ ‌‍‍​‌‍‌‌‌‍‌​​‍​‍‌ ‌